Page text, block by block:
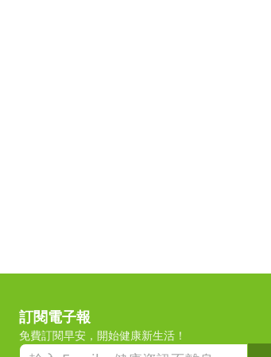
訂閱電子報
免費訂閱早安，開始健康新生活！